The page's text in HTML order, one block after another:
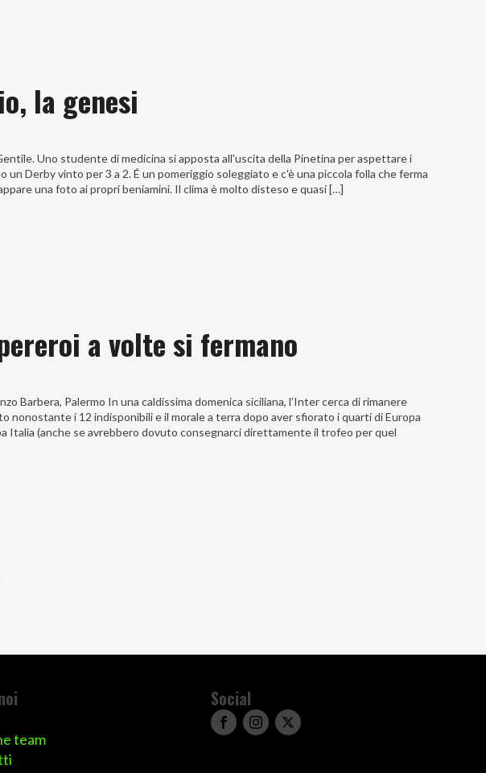
la genesi
Uno studente di medicina si apposta all'uscita della Pinetina per aspettare i
un Derby vinto per 3 a 2. É un pomeriggio soleggiato e c'è una piccola folla che ferma
una foto ai propri beniamini. Il clima è molto disteso e quasi […]
a volte si fermano
Barbera, Palermo In una caldissima domenica siciliana, l’Inter cerca di rimanere
nonostante i 12 indisponibili e il morale a terra dopo aver sfiorato i quarti di Europa
Italia (anche se avrebbero dovuto consegnarci direttamente il trofeo per quel
team
Social